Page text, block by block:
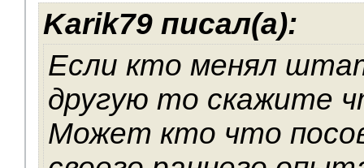
Karik79 писал(а):
Если кто менял
другую то скажите
Может кто что